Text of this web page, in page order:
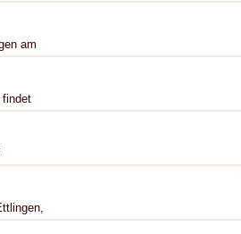
am
findet